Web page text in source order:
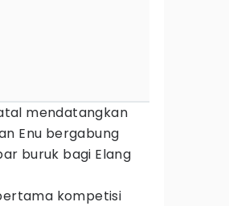
mendatangkan
Enu bergabung
buruk bagi Elang
kompetisi